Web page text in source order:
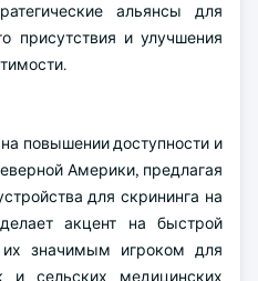
альянсы для
присутствия и улучшения
на повышении доступности и
Америки, предлагая
для скрининга на
акцент на быстрой
их значимым игроком для
и сельских медицинских